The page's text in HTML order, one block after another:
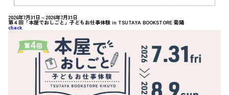
2026年7月31日～2026年7月31日
第４回「本屋でおしごと」子どもお仕事体験 in TSUTAYA BOOKSTORE 菊陽
check